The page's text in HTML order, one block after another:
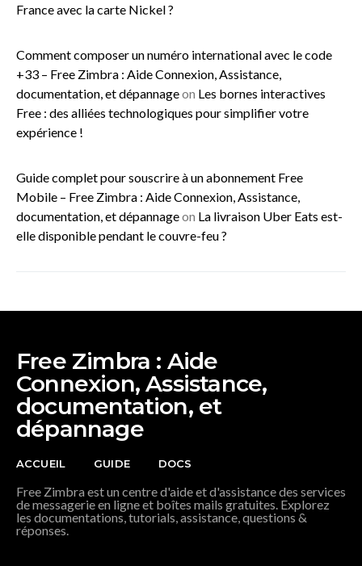
France avec la carte Nickel ?
Comment composer un numéro international avec le code
+33 – Free Zimbra : Aide Connexion, Assistance,
documentation, et dépannageon Les bornes interactives
Free : des alliées technologiques pour simplifier votre
expérience !
Guide complet pour souscrire à un abonnement Free
Mobile – Free Zimbra : Aide Connexion, Assistance,
documentation, et dépannageon La livraison Uber Eats est-
elle disponible pendant le couvre-feu ?
Free Zimbra : Aide
Connexion, Assistance,
documentation, et
dépannage
ACCUEIL GUIDE DOCS
Free Zimbra est un centre d'aide et d'assistance des services
de messagerie en ligne et boîtes mails gratuites. Explorez
les documentations, tutorials, assistance, questions &
réponses.